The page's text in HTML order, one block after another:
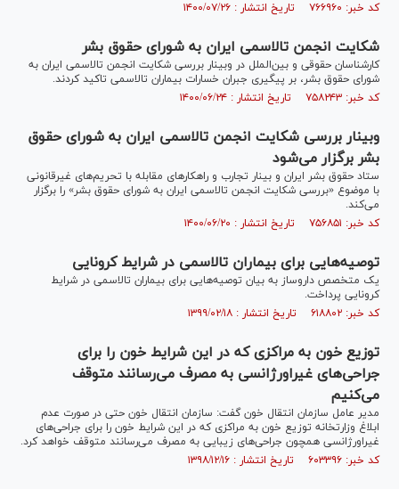
کد خبر: ۷۶۶۹۶۰ تاریخ انتشار : ۱۴۰۰/۰۷/۲۶
شکایت انجمن تالاسمی ایران به شورای حقوق بشر
کارشناسان حقوقی و بین‌الملل در وبینار بررسی شکایت انجمن تالاسمی ایران به
شورای حقوق بشر، بر پیگیری جبران خسارات بیماران تالاسمی تاکید کردند.
کد خبر: ۷۵۸۲۴۳ تاریخ انتشار : ۱۴۰۰/۰۶/۲۴
وبینار بررسی شکایت انجمن تالاسمی ایران به شورای حقوق
بشر برگزار می‌شود
ستاد حقوق بشر ایران و بینار تجارب و راهکار‌های مقابله با تحریم‌های غیرقانونی
با موضوع «بررسی شکایت انجمن تالاسمی ایران به شورای حقوق بشر» را برگزار
می‌کند.
کد خبر: ۷۵۶۸۵۱ تاریخ انتشار : ۱۴۰۰/۰۶/۲۰
توصیه‌هایی برای بیماران تالاسمی در شرایط کرونایی
یک متخصص داروساز به بیان توصیه‌هایی برای بیماران تالاسمی در شرایط
کرونایی پرداخت.
کد خبر: ۶۱۸۸۰۲ تاریخ انتشار : ۱۳۹۹/۰۲/۱۸
توزیع خون به مراکزی که در این شرایط خون را برای
جراحی‌های غیراورژانسی به مصرف می‌رسانند متوقف
می‌کنیم
مدیر عامل سازمان انتقال خون گفت: سازمان انتقال خون حتی در صورت عدم
ابلاغ وزارتخانه توزیع خون به مراکزی که در این شرایط خون را برای جراحی‌های
غیراورژانسی همچون جراحی‌های زیبایی به مصرف می‌رسانند متوقف خواهد کرد.
کد خبر: ۶۰۳۳۹۶ تاریخ انتشار : ۱۳۹۸/۱۲/۱۶